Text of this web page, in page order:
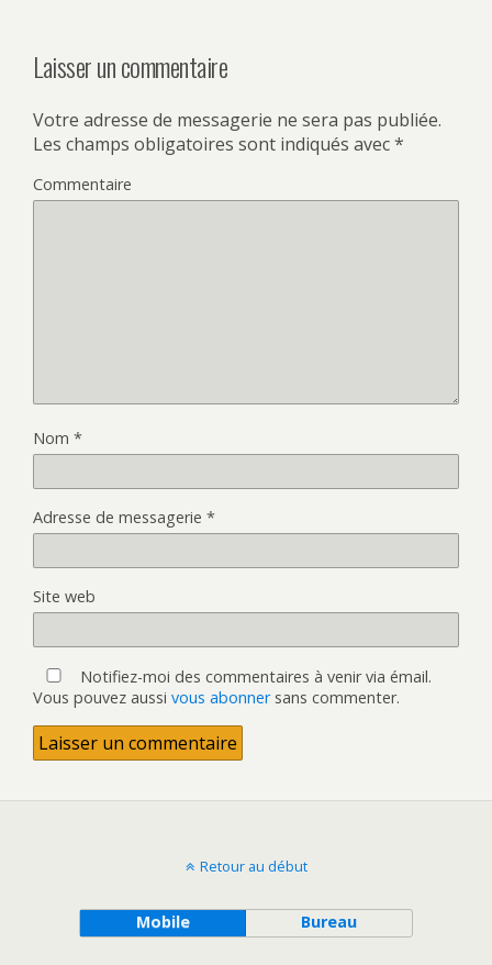
Laisser un commentaire
Votre adresse de messagerie ne sera pas publiée.
Les champs obligatoires sont indiqués avec*
Commentaire
Nom *
Adresse de messagerie *
Site web
Notifiez-moi des commentaires à venir via émail.
Vous pouvez aussi vous abonnersans commenter.
Retour au début
Mobile Bureau